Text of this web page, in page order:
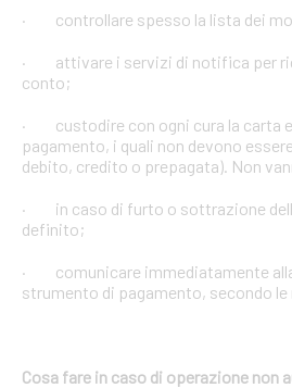
· controllare spesso la lista dei
· attivare i servizi di notifica per
conto;
· custodire con ogni cura la carta
pagamento, i quali non devono
debito, credito o prepagata). Non
· in caso di furto o sottrazione
definito;
· comunicare immediatamente
strumento di pagamento, secondo
Cosa fare in caso di operazione non